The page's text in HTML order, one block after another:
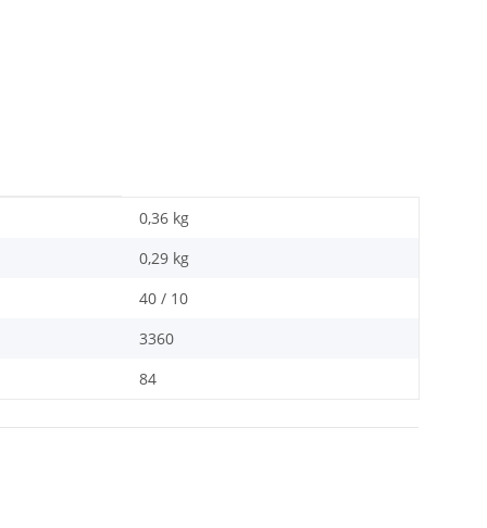
0,36 kg
0,29 kg
40 / 10
3360
84